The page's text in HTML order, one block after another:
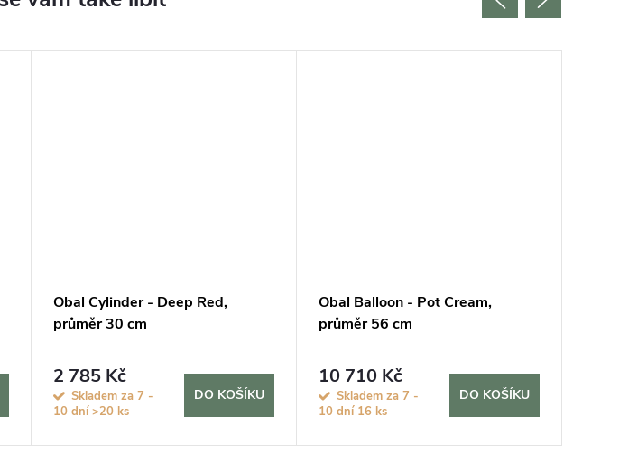
Obal Cylinder - Deep Red,
průměr 30 cm
2 785 Kč
Skladem za 7 -
10 dní>20 ks
DO KOŠÍKU
Obal Balloon - Pot Cream,
průměr 56 cm
10 710 Kč
Skladem za 7 -
10 dní 16 ks
DO KOŠÍKU